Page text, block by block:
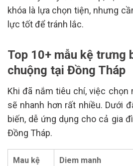
khóa là lựa chọn tiện, nhưng
lực tốt để tránh lắc.
Top 10+ mẫu kệ trưng
chuộng tại Đồng Tháp
Khi đã nắm tiêu chí, việc chọn
sẽ nhanh hơn rất nhiều. Dưới
biến, dễ ứng dụng cho cả gia
Đồng Tháp.
Mau kệ Diem manh